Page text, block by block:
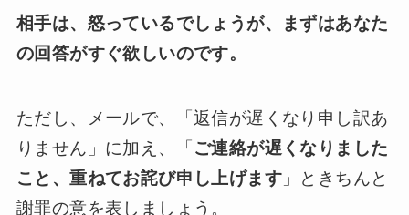
相手は、怒っているでしょうが、まずはあなた
の回答がすぐ欲しいのです。
ただし、メールで、「返信が遅くなり申し訳あ
りません」に加え、「ご連絡が遅くなりました
こと、重ねてお詫び申し上げます」ときちんと
謝罪の意を表しましょう。